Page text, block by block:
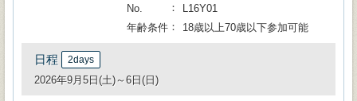
No.
L16Y01
年齢条件
18歳以上70歳以下参加可能
日程 2days
2026年9月5日(土)～6日(日)